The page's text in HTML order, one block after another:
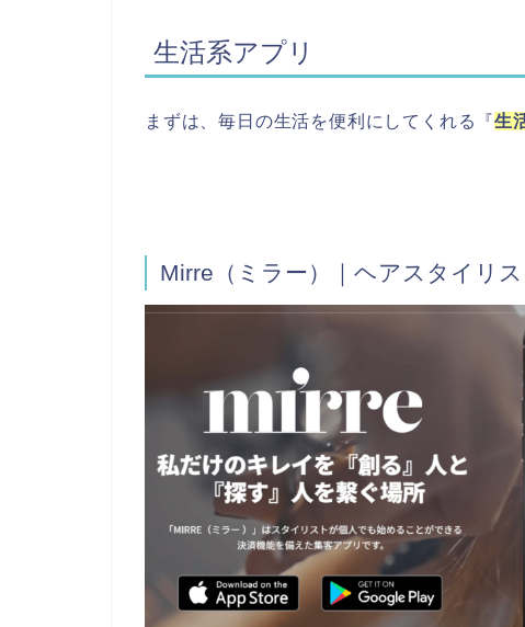
生活系アプリ
まずは、毎日の生活を便利にしてくれる『生
Mirre（ミラー）｜ヘアスタイリ